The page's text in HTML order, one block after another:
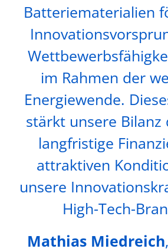
Batteriematerialien
im Rahmen der
Energiewende.
stärkt unsere Bilanz
langfristige
attraktiven
unsere
High-Tech-
Mathias Miedreich